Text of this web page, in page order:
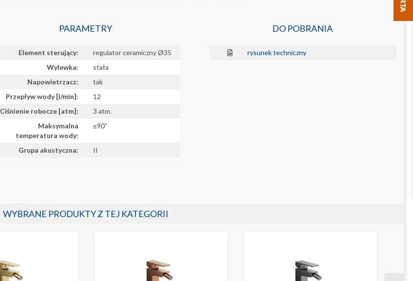
PARAMETRY
Element sterujący:
regulator ceramiczny Ø35
Wylewka:
stała
Napowietrzacz:
tak
Przepływ wody [l/min]:
12
Ciśnienie robocze [atm]:
3 atm.
Maksymalna
temperatura wody:
≤90˚
Grupa akustyczna: II
DO POBRANIA
rysunek techniczny
WYBRANE PRODUKTY Z TEJ KATEGORII